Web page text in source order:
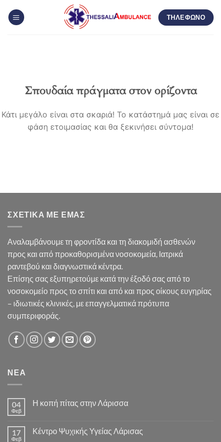
στο
ΤΗΛΕΦΩΝΟ
Σπουδαία πράγματα στον ορίζοντα
Κάτι μεγάλο είναι στα σκαριά! Το κατάστημά μας είναι σε
φάση ετοιμασίας και θα ξεκινήσει σύντομα!
ΣΧΕΤΙΚΆ ΜΕ ΕΜΆΣ
Αναλαμβάνουμε τη φροντίδα και τη διακομιδή ασθενών
προς και από προκαθορισμένα νοσοκομεία, Ιατρικά
ραντεβού και διαγνωστικά κέντρα.
Επίσης σας εξυπηρετούμε κατά την έξοδό σας από το
νοσοκομείο προς το σπίτι και από και προς οίκους ευγηρίας
– ιδιωτικές κλινικές, με επαγγελματικά πρότυπα
συμπεριφοράς.
ΝΕΑ
04
Φεβ
Η κοπή πίτας στην Λάρισσα
17
Φεβ
Κέντρο Ψυχικής Υγείας Λάρισας